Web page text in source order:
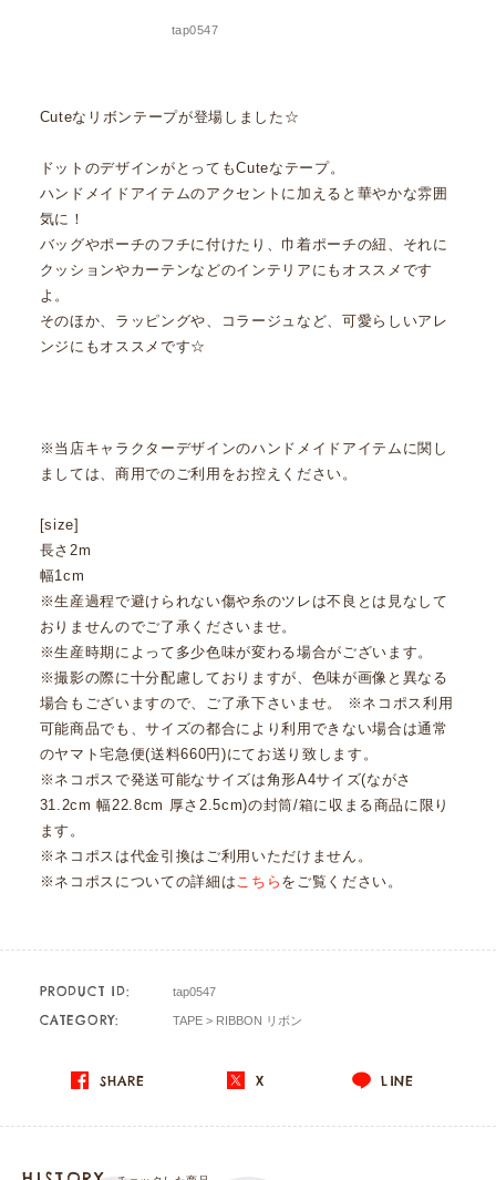
tap0547
Cuteなリボンテープが登場しました☆
ドットのデザインがとってもCuteなテープ。
ハンドメイドアイテムのアクセントに加えると華やかな雰囲
気に！
バッグやポーチのフチに付けたり、巾着ポーチの紐、それに
クッションやカーテンなどのインテリアにもオススメです
よ。
そのほか、ラッピングや、コラージュなど、可愛らしいアレ
ンジにもオススメです☆
※当店キャラクターデザインのハンドメイドアイテムに関し
ましては、商用でのご利用をお控えください。
[size]
長さ2m
幅1cm
※生産過程で避けられない傷や糸のツレは不良とは見なして
おりませんのでご了承くださいませ。
※生産時期によって多少色味が変わる場合がございます。
※撮影の際に十分配慮しておりますが、色味が画像と異なる
場合もございますので、ご了承下さいませ。 ※ネコポス利用
可能商品でも、サイズの都合により利用できない場合は通常
のヤマト宅急便(送料660円)にてお送り致します。
※ネコポスで発送可能なサイズは角形A4サイズ(ながさ
31.2cm 幅22.8cm 厚さ2.5cm)の封筒/箱に収まる商品に限り
ます。
※ネコポスは代金引換はご利用いただけません。
※ネコポスについての詳細は こちら をご覧ください。
PRODUCT ID: tap0547
CATEGORY: TAPE > RIBBON リボン
SHARE X LINE